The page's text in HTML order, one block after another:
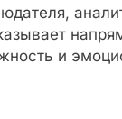
и